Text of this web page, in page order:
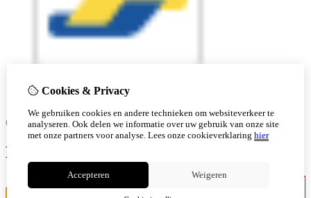
© Copyright 2026 |
Cookies & Privacy
We gebruiken cookies en andere technieken om websiteverkeer te
analyseren. Ook delen we informatie over uw gebruik van onze site
met onze partners voor analyse. Lees onze cookieverklaring hier
Accepteren Weigeren
Ben je 18 of ouder?